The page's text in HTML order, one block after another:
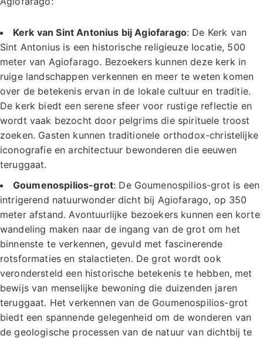
Kerk van Sint Antonius bij Agiofarago: De Kerk van
Sint Antonius is een historische religieuze locatie, 500
meter van Agiofarago. Bezoekers kunnen deze kerk in
ruige landschappen verkennen en meer te weten komen
over de betekenis ervan in de lokale cultuur en traditie.
De kerk biedt een serene sfeer voor rustige reflectie en
wordt vaak bezocht door pelgrims die spirituele troost
zoeken. Gasten kunnen traditionele orthodox-christelijke
iconografie en architectuur bewonderen die eeuwen
teruggaat.
Goumenospilios-grot: De Goumenospilios-grot is een
intrigerend natuurwonder dicht bij Agiofarago, op 350
meter afstand. Avontuurlijke bezoekers kunnen een korte
wandeling maken naar de ingang van de grot om het
binnenste te verkennen, gevuld met fascinerende
rotsformaties en stalactieten. De grot wordt ook
verondersteld een historische betekenis te hebben, met
bewijs van menselijke bewoning die duizenden jaren
teruggaat. Het verkennen van de Goumenospilios-grot
biedt een spannende gelegenheid om de wonderen van
de geologische processen van de natuur van dichtbij te